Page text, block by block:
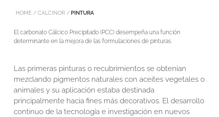
HOME / CALCINOR/ PINTURA
El carbonato Cálcico Precipitado (PCC) desempeña una función
determinante en la mejora de las formulaciones de pinturas.
Las primeras pinturas o recubrimientos se obtenían
mezclando pigmentos naturales con aceites vegetales o
animales y su aplicación estaba destinada
principalmente hacia fines más decorativos. El desarrollo
continuo de la tecnología e investigación en nuevos